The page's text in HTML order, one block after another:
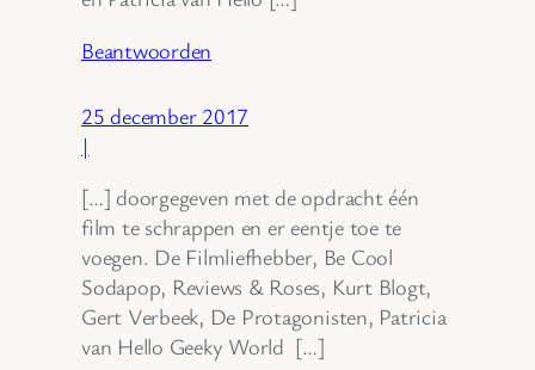
Beantwoorden
25 december 2017
|
[…] doorgegeven met de opdracht één
film te schrappen en er eentje toe te
voegen. De Filmliefhebber, Be Cool
Sodapop, Reviews & Roses, Kurt Blogt,
Gert Verbeek, De Protagonisten, Patricia
van Hello Geeky World […]